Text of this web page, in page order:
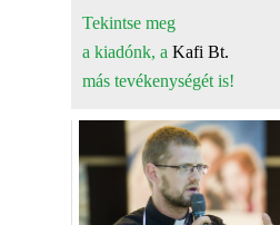
Tekintse meg
a kiadónk, a Kafi Bt.
más tevékenységét is!